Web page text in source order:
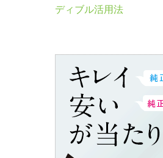
ディブル活用法